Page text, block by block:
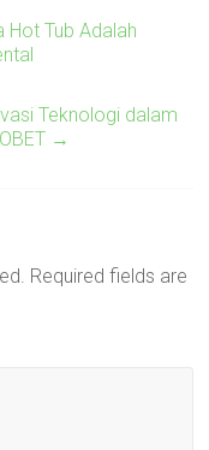
Hot Tub Adalah
Teknologi dalam
→
Required fields are